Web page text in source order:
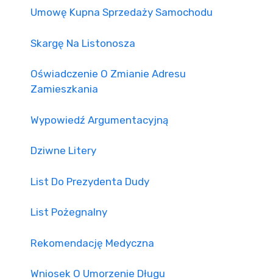
Umowę Kupna Sprzedaży Samochodu
Skargę Na Listonosza
Oświadczenie O Zmianie Adresu
Zamieszkania
Wypowiedź Argumentacyjną
Dziwne Litery
List Do Prezydenta Dudy
List Pożegnalny
Rekomendację Medyczna
Wniosek O Umorzenie Długu